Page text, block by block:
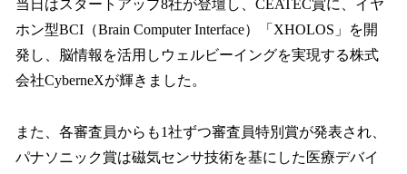
当日はスタートアップ8社が登壇し、CEATEC賞に、イヤ
ホン型BCI（Brain Computer Interface）「XHOLOS」を開
発し、脳情報を活用しウェルビーイングを実現する株式
会社CyberneXが輝きました。
また、各審査員からも1社ずつ審査員特別賞が発表され、
パナソニック賞は磁気センサ技術を基にした医療デバイ